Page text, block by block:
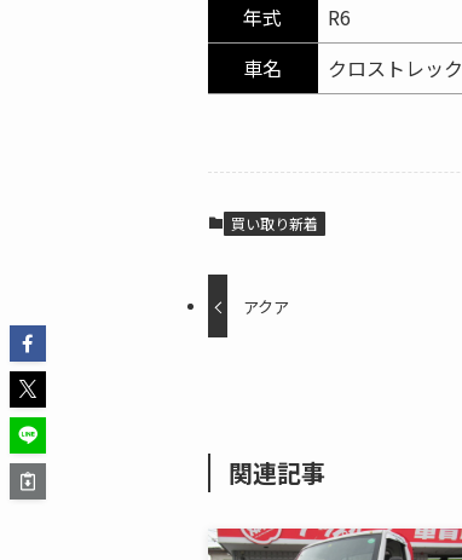
年式
R6
車名
クロストレック
買い取り新着
アクア
関連記事